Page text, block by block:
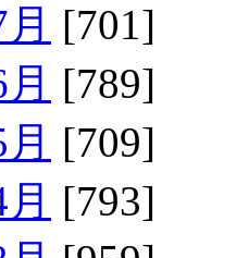
[701]
[789]
[709]
[793]